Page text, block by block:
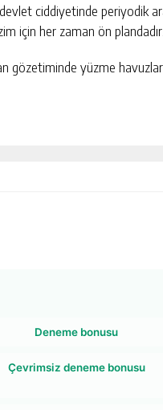
ciddiyetinde periyodik
için her zaman ön
gözetiminde yüzme
Deneme bonusu
Çevrimsiz deneme bonusu